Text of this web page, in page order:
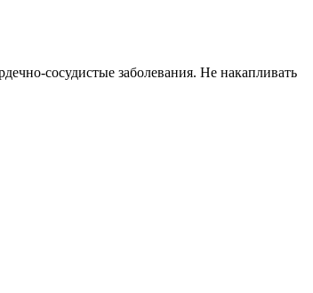
сосудистые заболевания. Не накапливать